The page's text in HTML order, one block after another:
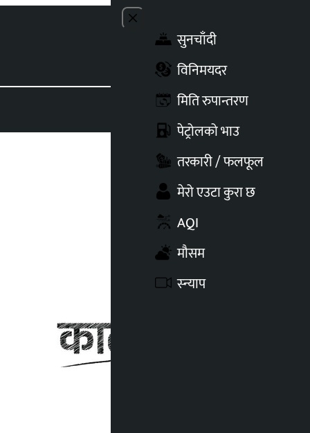
Close menu
सुनचाँदी
विनिमयदर
मिति रुपान्तरण
पेट्रोलको भाउ
तरकारी / फलफूल
मेरो एउटा कुरा छ
AQI
मौसम
स्न्याप